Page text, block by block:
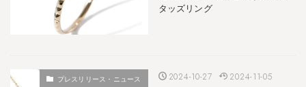
タッズリング
プレスリリース・ニュース 2024-10-27 2024-11-05